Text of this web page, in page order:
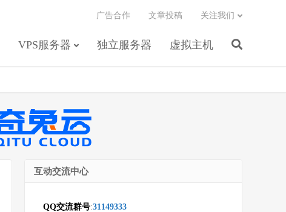
VPS服务器 独立服务器 虚拟主机
广告合作 文章投稿 关注我们
互动交流中心
QQ交流群号:31149333